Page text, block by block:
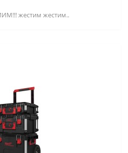
жестим жестим..